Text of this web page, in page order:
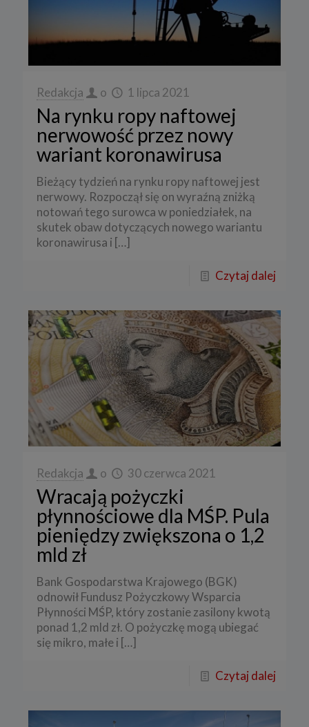
Redakcja o 1 lipca 2021
Na rynku ropy naftowej
nerwowość przez nowy
wariant koronawirusa
Bieżący tydzień na rynku ropy naftowej jest
nerwowy. Rozpoczął się on wyraźną zniżką
notowań tego surowca w poniedziałek, na
skutek obaw dotyczących nowego wariantu
koronawirusa i […]
Czytaj dalej
Redakcja o 30 czerwca 2021
Wracają pożyczki
płynnościowe dla MŚP. Pula
pieniędzy zwiększona o 1,2
mld zł
Bank Gospodarstwa Krajowego (BGK)
odnowił Fundusz Pożyczkowy Wsparcia
Płynności MŚP, który zostanie zasilony kwotą
ponad 1,2 mld zł. O pożyczkę mogą ubiegać
się mikro, małe i […]
Czytaj dalej